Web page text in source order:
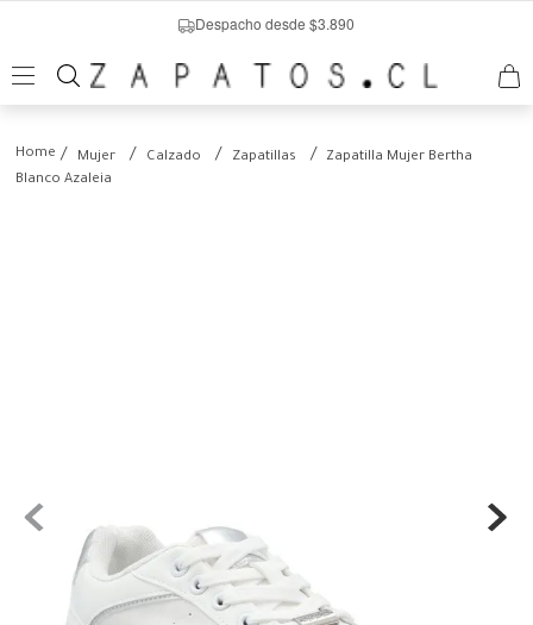
Despacho desde $3.890
Mujer Calzado Zapatillas
Zapatilla Mujer Bertha
Blanco Azaleia